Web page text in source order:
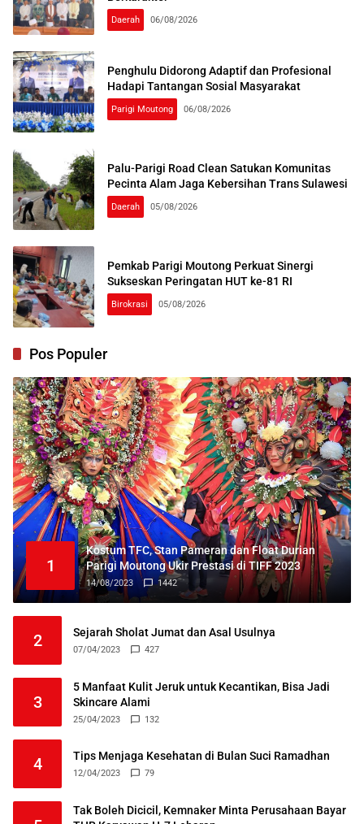
Daerah 06/08/2026
Penghulu Didorong Adaptif dan Profesional
Hadapi Tantangan Sosial Masyarakat
Parigi Moutong 06/08/2026
Palu-Parigi Road Clean Satukan Komunitas
Pecinta Alam Jaga Kebersihan Trans Sulawesi
Daerah 05/08/2026
Pemkab Parigi Moutong Perkuat Sinergi
Sukseskan Peringatan HUT ke-81 RI
Birokrasi 05/08/2026
Pos Populer
1
Kostum TFC, Stan Pameran dan Float Durian
Parigi Moutong Ukir Prestasi di TIFF 2023
14/08/2023 1442
2 Sejarah Sholat Jumat dan Asal Usulnya
07/04/2023 427
3
5 Manfaat Kulit Jeruk untuk Kecantikan, Bisa Jadi
Skincare Alami
25/04/2023 132
4 Tips Menjaga Kesehatan di Bulan Suci Ramadhan
12/04/2023 79
Tak Boleh Dicicil, Kemnaker Minta Perusahaan Bayar